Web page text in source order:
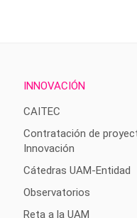
INNOVACIÓN
CAITEC
Contratación de
Innovación
Cátedras UAM-Entidad
Observatorios
Reta a la UAM